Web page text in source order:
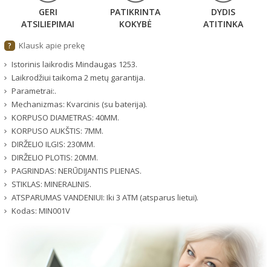
GERI
ATSILIEPIMAI
PATIKRINTA
KOKYBĖ
DYDIS
ATITINKA
?
Klausk apie prekę
Istorinis laikrodis Mindaugas 1253.
Laikrodžiui taikoma 2 metų garantija.
Parametrai:.
Mechanizmas: Kvarcinis (su baterija).
KORPUSO DIAMETRAS: 40MM.
KORPUSO AUKŠTIS: 7MM.
DIRŽELIO ILGIS: 230MM.
DIRŽELIO PLOTIS: 20MM.
PAGRINDAS: NERŪDIJANTIS PLIENAS.
STIKLAS: MINERALINIS.
ATSPARUMAS VANDENIUI: Iki 3 ATM (atsparus lietui).
Kodas: MIN001V